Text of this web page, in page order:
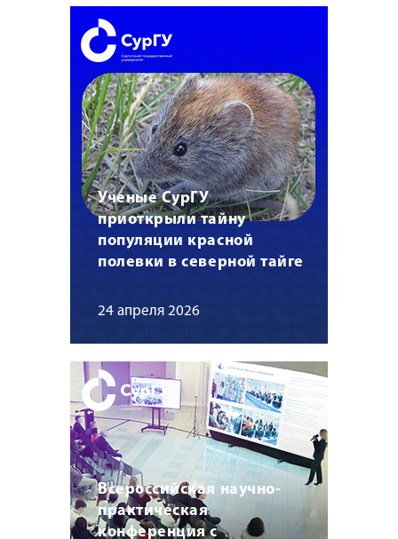
Ученые СурГУ
приоткрыли тайну
популяции красной
полевки в северной тайге
24 апреля 2026
Всероссийская научно-
практическая
конференция с